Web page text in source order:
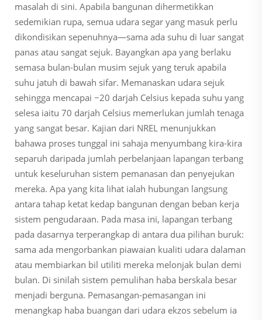
masalah di sini. Apabila bangunan dihermetikkan
sedemikian rupa, semua udara segar yang masuk perlu
dikondisikan sepenuhnya—sama ada suhu di luar sangat
panas atau sangat sejuk. Bayangkan apa yang berlaku
semasa bulan-bulan musim sejuk yang teruk apabila
suhu jatuh di bawah sifar. Memanaskan udara sejuk
sehingga mencapai −20 darjah Celsius kepada suhu yang
selesa iaitu 70 darjah Celsius memerlukan jumlah tenaga
yang sangat besar. Kajian dari NREL menunjukkan
bahawa proses tunggal ini sahaja menyumbang kira-kira
separuh daripada jumlah perbelanjaan lapangan terbang
untuk keseluruhan sistem pemanasan dan penyejukan
mereka. Apa yang kita lihat ialah hubungan langsung
antara tahap ketat kedap bangunan dengan beban kerja
sistem pengudaraan. Pada masa ini, lapangan terbang
pada dasarnya terperangkap di antara dua pilihan buruk:
sama ada mengorbankan piawaian kualiti udara dalaman
atau membiarkan bil utiliti mereka melonjak bulan demi
bulan. Di sinilah sistem pemulihan haba berskala besar
menjadi berguna. Pemasangan-pemasangan ini
menangkap haba buangan dari udara ekzos sebelum ia